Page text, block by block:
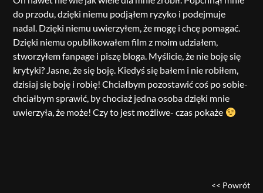
do przodu, dzięki niemu podjąłem ryzyko i podejmuje
nadal. Dzięki niemu uwierzyłem, że mogę i chcę pomagać.
Dzięki niemu opublikowałem film z moim udziałem,
stworzyłem fanpage i piszę bloga. Myślicie, że nie boję się
krytyki? Jasne, że się boję. Kiedyś się bałem i nie robiłem,
dzisiaj się boję i robię! Chciałbym pozostawić coś po sobie-
chciałbym sprawić, by chociaż jedna osoba dzięki mnie
uwierzyła, że może! Czy to jest możliwe- czas pokaże
<< Powrót